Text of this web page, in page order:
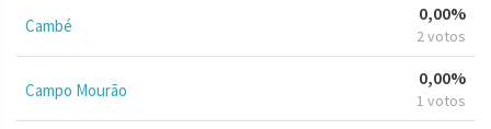
Cambé
0,00%
2 votos
Campo Mourão
0,00%
1 votos